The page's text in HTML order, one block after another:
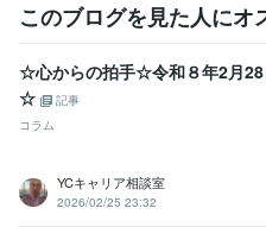
その他ツール
ジョブカード:7年
悩み相談・カウンセリング
キャ
ング
学歴
日本工業大学 1976年3月 ~ 1980
このブログを見た人にオ
☆心からの拍手☆令和８年2月28
☆
記事
コラム
YCキャリア相談室
2026/02/25 23:32